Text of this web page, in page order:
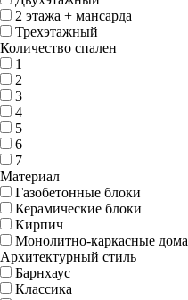
2 этажа + мансарда
Трехэтажный
Количество спален
1
2
3
4
5
6
7
Материал
Газобетонные блоки
Керамические блоки
Кирпич
Монолитно-каркасные дома
Архитектурный стиль
Барнхаус
Классика